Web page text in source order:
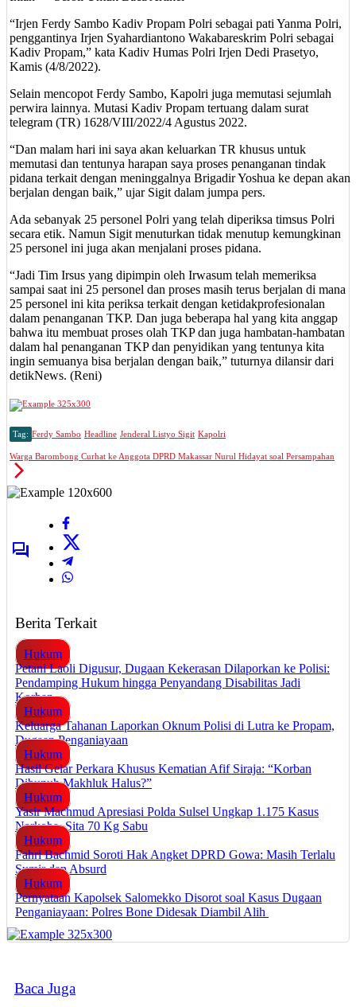
“Irjen Ferdy Sambo Kadiv Propam Polri sebagai pati Yanma Polri,
penggantinya Irjen Syahardiantono Wakabareskrim Polri sebagai
Kadiv Propam,” kata Kadiv Humas Polri Irjen Dedi Prasetyo,
Kamis (4/8/2022).
Selain mencopot Ferdy Sambo, Kapolri juga memutasi sejumlah
perwira lainnya. Mutasi Kadiv Propam tertuang dalam surat
telegram (TR) 1628/VIII/2022/4 Agustus 2022.
“Dan malam hari ini saya akan keluarkan TR khusus untuk
memutasi dan tentunya harapan saya proses penanganan tindak
pidana terkait dengan meninggalnya Brigadir Yoshua ke depan akan
berjalan dengan baik,” ujar Sigit dalam jumpa pers.
Ada sebanyak 25 personel Polri yang telah diperiksa timsus Polri
secara etik. Namun Sigit menuturkan tidak menutup kemungkinan
25 personel ini juga akan menjalani proses pidana.
“Jadi Tim Irsus yang dipimpin oleh Irwasum telah memeriksa
sampai saat ini 25 personel dan proses masih terus berjalan di mana
25 personel ini kita periksa terkait dengan ketidakprofesionalan
dalam penanganan TKP. Dan juga beberapa hal yang kita anggap
bahwa itu membuat proses olah TKP dan juga hambatan-hambatan
dalam hal penanganan TKP dan penyidikan yang tentunya kita
ingin semuanya bisa berjalan dengan baik,” tuturnya dilansir dari
detikNews. (Reni)
Tag: Ferdy Sambo Headline Jenderal Listyo Sigit Kapolri
Warga Barombong Curhat ke Anggota DPRD Makassar Nurul Hidayat soal Persampahan
Berita Terkait
Hukum
Petani Laoli Digusur, Dugaan Kekerasan Dilaporkan ke Polisi:
Pendamping Hukum hingga Penyandang Disabilitas Jadi
Korban
Hukum
Keluarga Tahanan Laporkan Oknum Polisi di Lutra ke Propam,
Dugaan Penganiayaan
Hukum
Hasil Gelar Perkara Khusus Kematian Afif Siraja: “Korban
Dibunuh Makhluk Halus?”
Hukum
Yasir Machmud Apresiasi Polda Sulsel Ungkap 1.175 Kasus
Narkoba, Sita 70 Kg Sabu
Hukum
Fahri Bachmid Soroti Hak Angket DPRD Gowa: Masih Terlalu
Sumir dan Absurd
Hukum
Pernyataan Kapolsek Salomekko Disorot soal Kasus Dugaan
Penganiayaan: Polres Bone Didesak Diambil Alih
Baca Juga